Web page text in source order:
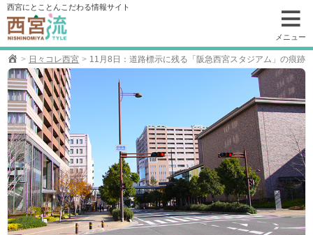
コ
ン
テ
ン
ツ
へ
移
動
西宮にとことんこだわる情報サイト
メニュー
日々コレ西宮 11月8日：道路標示に残る「阪急西宮スタジアム」の痕跡